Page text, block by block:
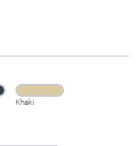
Khaki